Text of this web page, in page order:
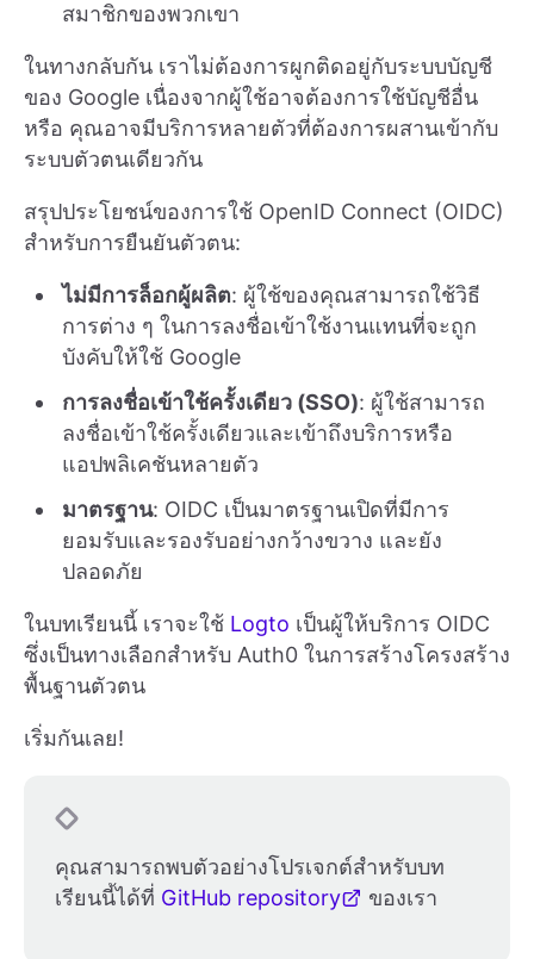
สมาชิกของพวกเขา
ในทางกลับกัน เราไม่ต้องการผูกติดอยู่กับระบบบัญชี
ของ Google เนื่องจากผู้ใช้อาจต้องการใช้บัญชีอื่น
หรือ คุณอาจมีบริการหลายตัวที่ต้องการผสานเข้ากับ
ระบบตัวตนเดียวกัน
สรุปประโยชน์ของการใช้ OpenID Connect (OIDC)
สำหรับการยืนยันตัวตน:
ไม่มีการล็อกผู้ผลิต: ผู้ใช้ของคุณสามารถใช้วิธี
การต่าง ๆ ในการลงชื่อเข้าใช้งานแทนที่จะถูก
บังคับให้ใช้ Google
การลงชื่อเข้าใช้ครั้งเดียว (SSO): ผู้ใช้สามารถ
ลงชื่อเข้าใช้ครั้งเดียวและเข้าถึงบริการหรือ
แอปพลิเคชันหลายตัว
มาตรฐาน: OIDC เป็นมาตรฐานเปิดที่มีการ
ยอมรับและรองรับอย่างกว้างขวาง และยัง
ปลอดภัย
ในบทเรียนนี้ เราจะใช้ Logto เป็นผู้ให้บริการ OIDC
ซึ่งเป็นทางเลือกสำหรับ Auth0 ในการสร้างโครงสร้าง
พื้นฐานตัวตน
เริ่มกันเลย!
คุณสามารถพบตัวอย่างโปรเจกต์สำหรับบท
เรียนนี้ได้ที่ GitHub repository ของเรา